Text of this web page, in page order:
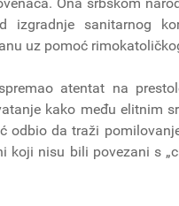
Ona srbskom
sanitarnog
uz pomoć
atentat na
kako među elitnim
da traži
nisu bili povezani s